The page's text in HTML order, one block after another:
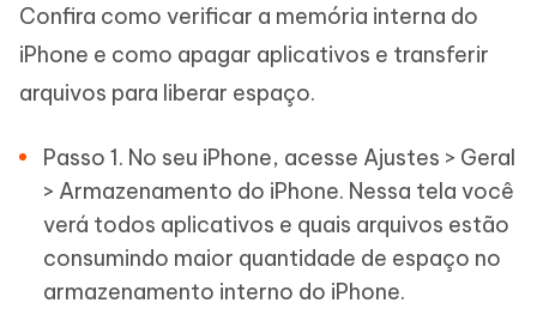
Confira como verificar a memória interna do
iPhone e como apagar aplicativos e transferir
arquivos para liberar espaço.
Passo 1. No seu iPhone, acesse Ajustes > Geral
> Armazenamento do iPhone. Nessa tela você
verá todos aplicativos e quais arquivos estão
consumindo maior quantidade de espaço no
armazenamento interno do iPhone.